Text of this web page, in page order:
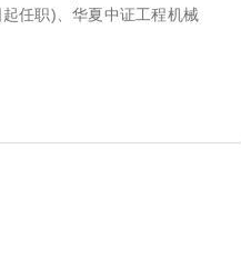
任职)、华夏中证工程机械